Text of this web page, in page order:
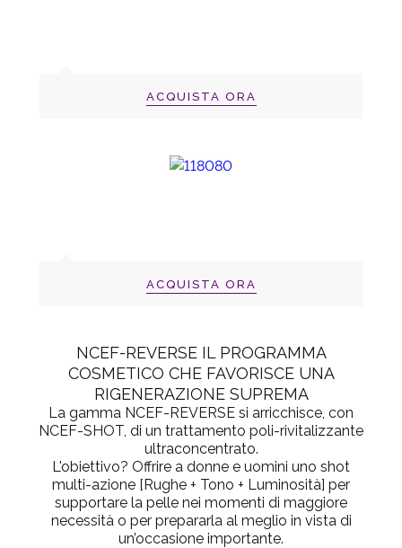
ACQUISTA ORA
ACQUISTA ORA
NCEF-REVERSE IL PROGRAMMA
COSMETICO CHE FAVORISCE UNA
RIGENERAZIONE SUPREMA
La gamma NCEF-REVERSE si arricchisce, con
NCEF-SHOT, di un trattamento poli-rivitalizzante
ultraconcentrato.
L'obiettivo? Offrire a donne e uomini uno shot
multi-azione [Rughe + Tono + Luminosità] per
supportare la pelle nei momenti di maggiore
necessità o per prepararla al meglio in vista di
un’occasione importante.